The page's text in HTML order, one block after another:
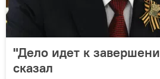
"Дело идет к
сказал